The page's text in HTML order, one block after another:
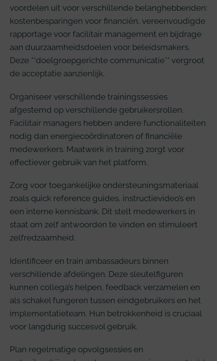
voordelen uit voor verschillende belanghebbenden:
kostenbesparingen voor financiën, vereenvoudigde
rapportage voor facilitair management en bijdrage
aan duurzaamheidsdoelen voor beleidsmakers.
Deze **doelgroepgerichte communicatie** vergroot
de acceptatie aanzienlijk.
Organiseer verschillende trainingssessies
afgestemd op verschillende gebruikersrollen.
Facilitair managers hebben andere functionaliteiten
nodig dan energiecoördinatoren of financiële
medewerkers. Maatwerk in training zorgt voor
effectiever gebruik van het platform.
Zorg voor toegankelijke ondersteuningsmateriaal
zoals quick reference guides, instructievideo’s en
een interne kennisbank. Dit stelt medewerkers in
staat om zelf antwoorden te vinden en stimuleert
zelfredzaamheid.
Identificeer en train ambassadeurs binnen
verschillende afdelingen. Deze sleutelfiguren
kunnen collega’s helpen, feedback verzamelen en
als schakel fungeren tussen eindgebruikers en het
implementatieteam. Hun betrokkenheid is cruciaal
voor langdurig succesvol gebruik.
Plan regelmatige opvolgsessies en